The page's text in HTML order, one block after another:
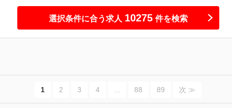
選択条件に合う求人 10275 件を検索
1 2 3 4 88 89 次 ≫